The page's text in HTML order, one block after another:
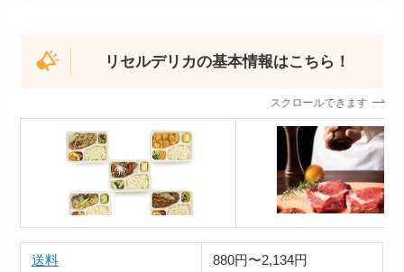
リセルデリカの基本情報はこちら！
スクロールできます
送料 880円〜2,134円